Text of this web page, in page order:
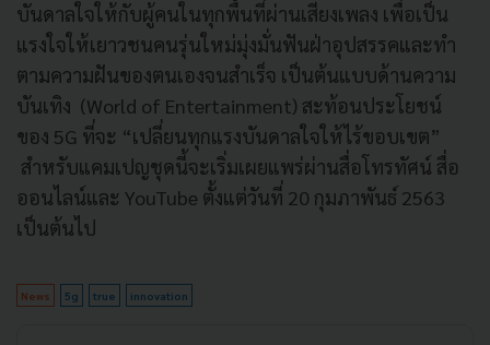
บันดาลใจให้กับผู้คนในทุกพื้นที่ผ่านเสียงเพลง เพื่อเป็น
แรงใจให้เยาวชนคนรุ่นใหม่มุ่งมั่นฟันฝ่าอุปสรรคและทำ
ตามความฝันของตนเองจนสำเร็จ เป็นต้นแบบด้านความ
บันเทิง (World of Entertainment) สะท้อนประโยชน์
ของ 5G ที่จะ “เปลี่ยนทุกแรงบันดาลใจให้ไร้ขอบเขต”
สำหรับแคมเปญชุดนี้จะเริ่มเผยแพร่ผ่านสื่อโทรทัศน์ สื่อ
ออนไลน์และ YouTube ตั้งแต่วันที่ 20 กุมภาพันธ์ 2563
เป็นต้นไป
News 5g true innovation